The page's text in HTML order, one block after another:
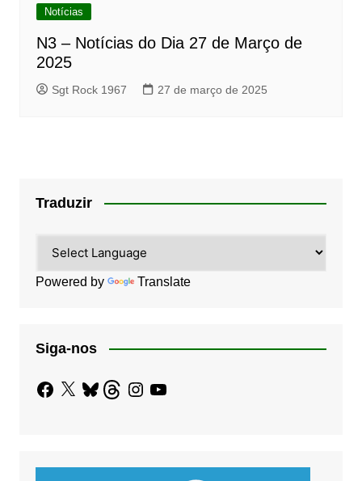
Notícias
N3 – Notícias do Dia 27 de Março de
2025
Sgt Rock 1967 27 de março de 2025
Traduzir
Powered by Translate
Siga-nos
Facebook
X BlueskyThreadsInstagram
YouTube